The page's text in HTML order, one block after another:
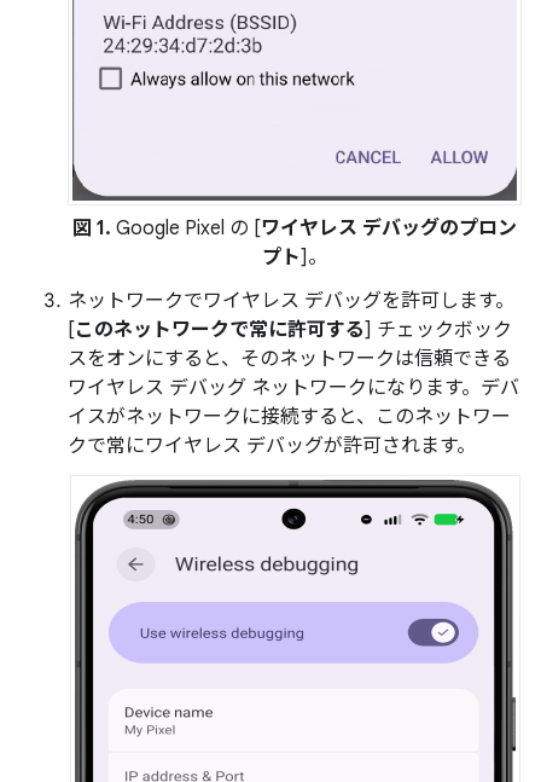
図 1. Google Pixel の [ワイヤレス デバッグのプロン
プト]。
ネットワークでワイヤレス デバッグを許可します。
[このネットワークで常に許可する] チェックボック
スをオンにすると、そのネットワークは信頼できる
ワイヤレス デバッグ ネットワークになります。デバ
イスがネットワークに接続すると、このネットワー
クで常にワイヤレス デバッグが許可されます。